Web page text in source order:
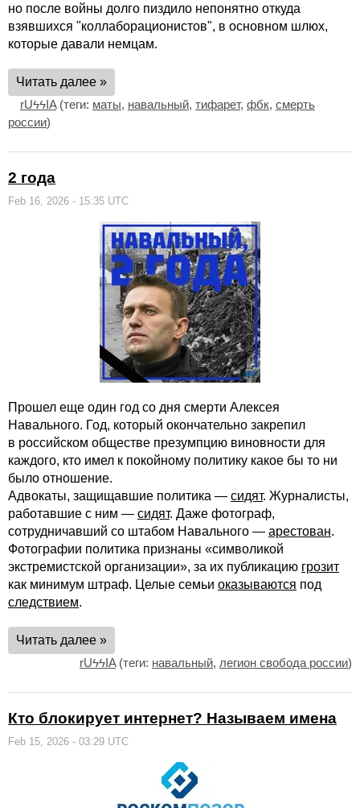
но после войны долго пиздило непонятно откуда
взявшихся "коллаборационистов", в основном шлюх,
которые давали немцам.
Читать далее »
rUϟϟIA(теги: маты, навальный, тифарет, фбк, смерть
россии)
2 года
Feb 16, 2026 - 15:35 UTC
Прошел еще один год со дня смерти Алексея
Навального. Год, который окончательно закрепил
в российском обществе презумпцию виновности для
каждого, кто имел к покойному политику какое бы то ни
было отношение.
Адвокаты, защищавшие политика — сидят. Журналисты,
работавшие с ним — сидят. Даже фотограф,
сотрудничавший со штабом Навального — арестован.
Фотографии политика признаны «символикой
экстремистской организации», за их публикацию грозит
как минимум штраф. Целые семьи оказываются под
следствием.
Читать далее »
rUϟϟIA(теги: навальный, легион свобода россии)
Кто блокирует интернет? Называем имена
Feb 15, 2026 - 03:29 UTC